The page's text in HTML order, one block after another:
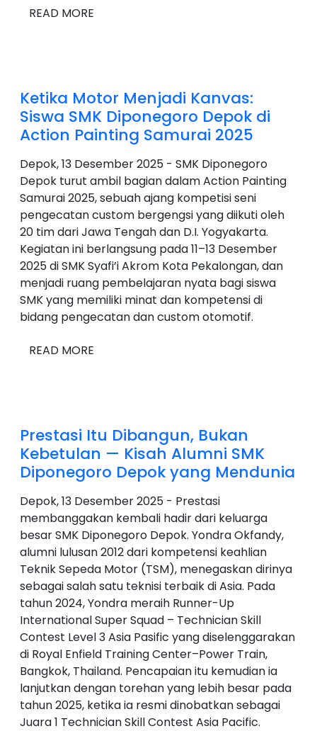
READ MORE
Ketika Motor Menjadi Kanvas:
Siswa SMK Diponegoro Depok di
Action Painting Samurai 2025
Depok, 13 Desember 2025 - SMK Diponegoro
Depok turut ambil bagian dalam Action Painting
Samurai 2025, sebuah ajang kompetisi seni
pengecatan custom bergengsi yang diikuti oleh
20 tim dari Jawa Tengah dan D.I. Yogyakarta.
Kegiatan ini berlangsung pada 11–13 Desember
2025 di SMK Syafi’i Akrom Kota Pekalongan, dan
menjadi ruang pembelajaran nyata bagi siswa
SMK yang memiliki minat dan kompetensi di
bidang pengecatan dan custom otomotif.
READ MORE
Prestasi Itu Dibangun, Bukan
Kebetulan — Kisah Alumni SMK
Diponegoro Depok yang Mendunia
Depok, 13 Desember 2025 - Prestasi
membanggakan kembali hadir dari keluarga
besar SMK Diponegoro Depok. Yondra Okfandy,
alumni lulusan 2012 dari kompetensi keahlian
Teknik Sepeda Motor (TSM), menegaskan dirinya
sebagai salah satu teknisi terbaik di Asia. Pada
tahun 2024, Yondra meraih Runner-Up
International Super Squad – Technician Skill
Contest Level 3 Asia Pasific yang diselenggarakan
di Royal Enfield Training Center–Power Train,
Bangkok, Thailand. Pencapaian itu kemudian ia
lanjutkan dengan torehan yang lebih besar pada
tahun 2025, ketika ia resmi dinobatkan sebagai
Juara 1 Technician Skill Contest Asia Pacific.